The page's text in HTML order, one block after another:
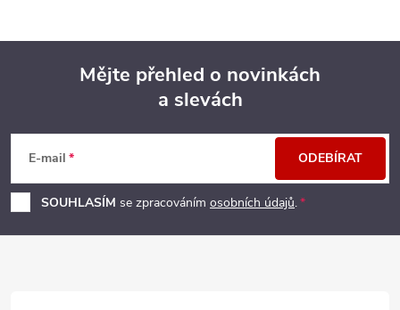
p
a
Mějte přehled o novinkách
a slevách
E-mail
SOUHLASÍM se zpracováním osobních údajů.
ODEBÍRAT